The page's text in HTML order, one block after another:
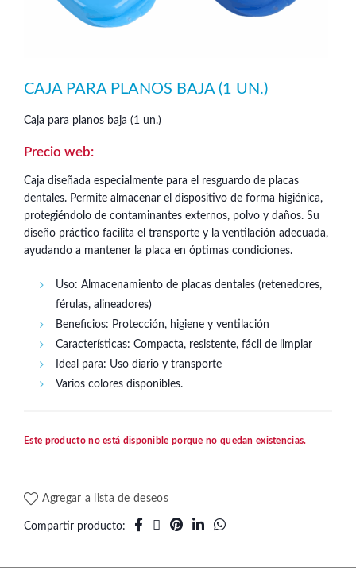
CAJA PARA PLANOS BAJA (1 UN.)
Caja para planos baja (1 un.)
Caja diseñada especialmente para el resguardo de placas
dentales. Permite almacenar el dispositivo de forma higiénica,
protegiéndolo de contaminantes externos, polvo y daños. Su
diseño práctico facilita el transporte y la ventilación adecuada,
ayudando a mantener la placa en óptimas condiciones.
Uso: Almacenamiento de placas dentales (retenedores,
férulas, alineadores)
Beneficios: Protección, higiene y ventilación
Características: Compacta, resistente, fácil de limpiar
Ideal para: Uso diario y transporte
Varios colores disponibles.
Este producto no está disponible porque no quedan existencias.
Agregar a lista de deseos
Compartir producto